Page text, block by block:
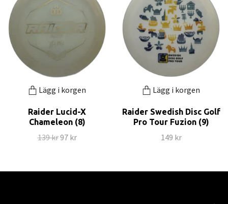
Lägg i korgen
Raider Lucid-X
Chameleon (8)
139 kr97 kr
Lägg i korgen
Raider Swedish Disc Golf
Pro Tour Fuzion (9)
149 kr